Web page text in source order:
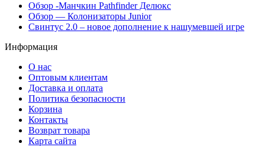
Обзор -Манчкин Pathfinder Делюкс
Обзор — Колонизаторы Junior
Свинтус 2.0 – новое дополнение к нашумевшей игре
Информация
О нас
Оптовым клиентам
Доставка и оплата
Политика безопасности
Корзина
Контакты
Возврат товара
Карта сайта